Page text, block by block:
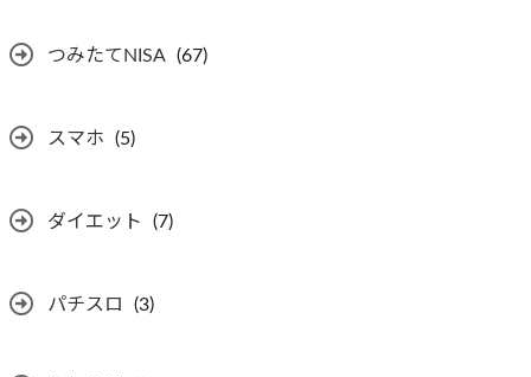
つみたてNISA (67)
スマホ (5)
ダイエット (7)
パチスロ (3)